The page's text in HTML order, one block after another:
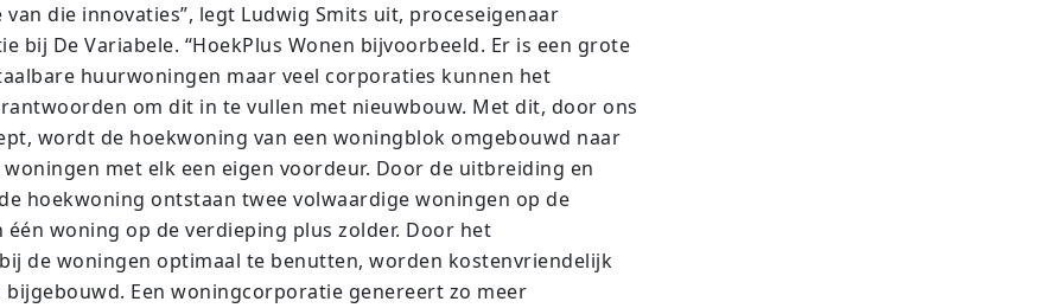
van die innovaties”, legt Ludwig Smits uit, proceseigenaar
bij De Variabele. “HoekPlus Wonen bijvoorbeeld. Er is een grote
huurwoningen maar veel corporaties kunnen het
om dit in te vullen met nieuwbouw. Met dit, door ons
wordt de hoekwoning van een woningblok omgebouwd naar
met elk een eigen voordeur. Door de uitbreiding en
hoekwoning ontstaan twee volwaardige woningen op de
één woning op de verdieping plus zolder. Door het
de woningen optimaal te benutten, worden kostenvriendelijk
Een woningcorporatie genereert zo meer